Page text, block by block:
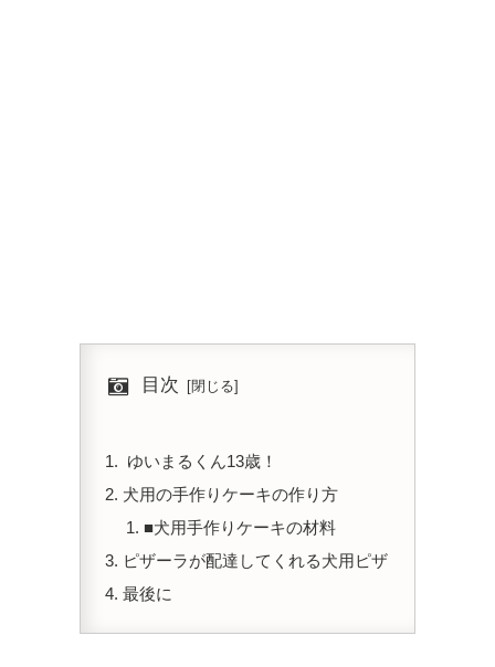
目次
ゆいまるくん13歳！
犬用の手作りケーキの作り方
■犬用手作りケーキの材料
ピザーラが配達してくれる犬用ピザ
最後に